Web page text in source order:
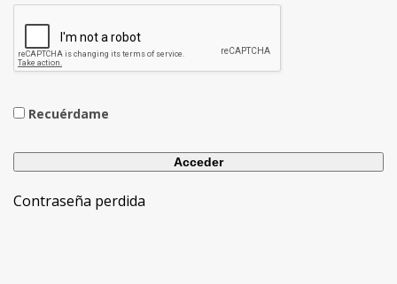
Recuérdame
Contraseña perdida